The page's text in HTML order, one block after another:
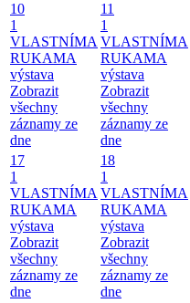
10
1
VLASTNÍMA
RUKAMA
výstava
Zobrazit
všechny
záznamy ze
dne
11
1
VLASTNÍMA
RUKAMA
výstava
Zobrazit
všechny
záznamy ze
dne
17
1
VLASTNÍMA
RUKAMA
výstava
Zobrazit
všechny
záznamy ze
dne
18
1
VLASTNÍMA
RUKAMA
výstava
Zobrazit
všechny
záznamy ze
dne